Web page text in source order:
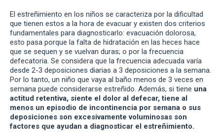
El estreñimiento en los niños se caracteriza por la dificultad
que tienen estos a la hora de evacuar y existen dos criterios
fundamentales para diagnosticarlo: evacuación dolorosa,
esto pasa porque la falta de hidratación en las heces hace
que se sequen y se vuelvan duras; o por la frecuencia
defecatoria. Se considera que la frecuencia adecuada varía
desde 2-3 deposiciones diarias a 3 deposiciones a la semana.
Por lo tanto, un niño que vaya al baño menos de 3 veces en
semana puede considerarse estreñido. Además, si tiene una
actitud retentiva, siente el dolor al defecar, tiene al
menos un episodio de incontinencia por semana o sus
deposiciones son excesivamente voluminosas son
factores que ayudan a diagnosticar el estreñimiento.